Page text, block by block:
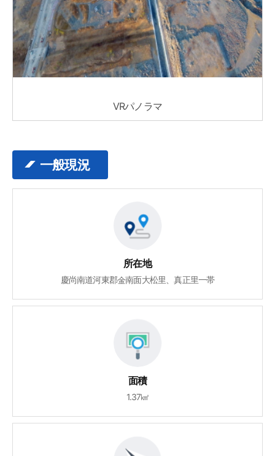
VRパノラマ
一般現況
所在地
慶尚南道河東郡金南面大松里、真正里一帯
面積
1.37㎢